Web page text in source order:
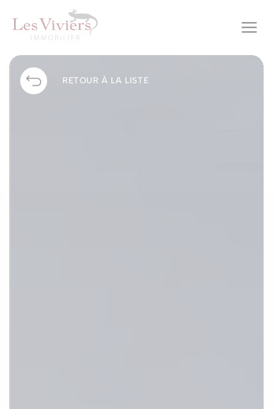
a
RETOUR À LA LISTE